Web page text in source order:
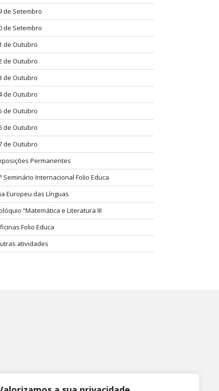
de Setembro
de Setembro
de Outubro
de Outubro
de Outubro
de Outubro
de Outubro
de Outubro
de Outubro
Permanentes
Seminário Internacional Folio Educa
Europeu das Línguas
“Matemática e Literatura III
Folio Educa
atividades